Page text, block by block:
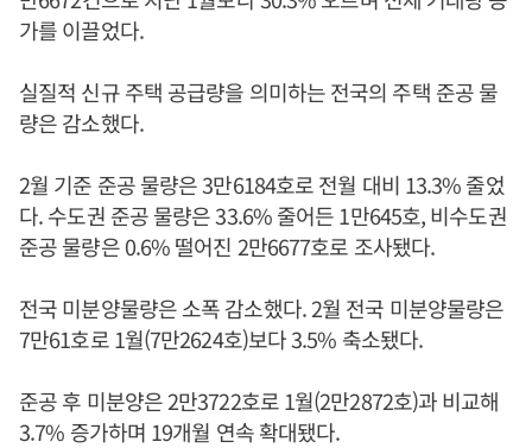
가를 이끌었다.
실질적 신규 주택 공급량을 의미하는 전국의 주택 준공 물
량은 감소했다.
2월 기준 준공 물량은 3만6184호로 전월 대비 13.3% 줄었
다. 수도권 준공 물량은 33.6% 줄어든 1만645호, 비수도권
준공 물량은 0.6% 떨어진 2만6677호로 조사됐다.
전국 미분양물량은 소폭 감소했다. 2월 전국 미분양물량은
7만61호로 1월(7만2624호)보다 3.5% 축소됐다.
준공 후 미분양은 2만3722호로 1월(2만2872호)과 비교해
3.7% 증가하며 19개월 연속 확대됐다.